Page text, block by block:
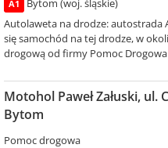
A1
Bytom (woj. śląskie)
Autolaweta na drodze: autostrada
się samochód na tej drodze, w
drogową od firmy Pomoc
Motohol Paweł Załuski, ul.
Bytom
Pomoc drogowa